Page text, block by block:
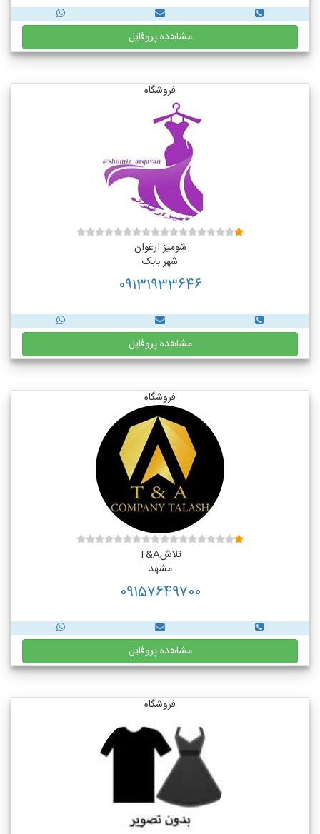
مشاهده پروفایل
فروشگاه
شومیز ارغوان
شهر بابک
09131933646
مشاهده پروفایل
فروشگاه
تلاشT&A
مشهد
09157649700
مشاهده پروفایل
فروشگاه